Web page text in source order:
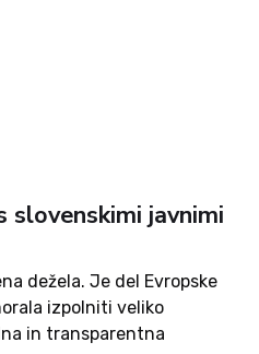
slovenskimi javnimi
dežela. Je del Evropske
izpolniti veliko
in transparentna